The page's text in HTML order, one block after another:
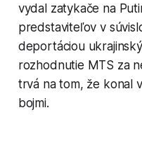
vydal zatykače na
predstaviteľov v
deportáciou
rozhodnutie MTS za
trvá na tom, že konal
bojmi.